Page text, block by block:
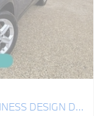
(U11) X1 SDRIVE 18I 136CH M BUSINESS DESIGN DKG7